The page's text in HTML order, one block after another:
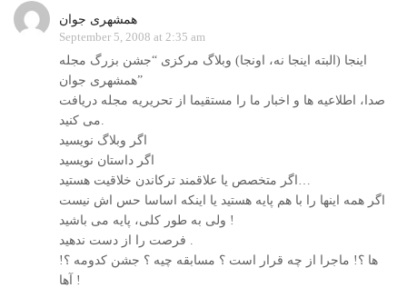
همشهری جوان
September 5, 2008 at 2:35 am
اینجا (البته اینجا نه، اونجا) وبلاگ مرکزی “جشن بزرگ مجله
همشهری جوان”
صدا، اطلاعیه ها و اخبار ما را مستقیما از تحریریه مجله دریافت
اگر وبلاگ نویسید
اگر داستان نویسید
اگر همه اینها را با هم پایه هستید یا اینکه اساسا حس اش نیست
ولی به طور کلی، پایه می باشید !
ها ؟! ماجرا از چه قرار است ؟ مسابقه چیه ؟ جشن کدومه ؟!
آها !